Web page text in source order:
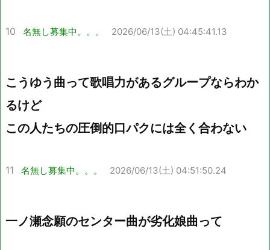
10 名無し募集中。。。 2026/06/13(土) 04:45:41.13
こうゆう曲って歌唱力があるグループならわか
るけど
この人たちの圧倒的口パクには全く合わない
11 名無し募集中。。。 2026/06/13(土) 04:51:50.24
一ノ瀬念願のセンター曲が劣化娘曲って